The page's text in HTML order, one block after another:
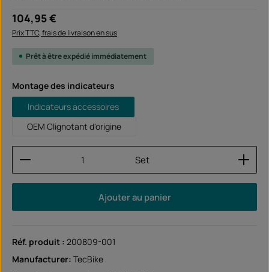
Prix régulier :
104,95 €
Prix TTC, frais de livraison en sus
Prêt à être expédié immédiatement
Sélectionnez
Montage des indicateurs
Indicateurs accessoires
OEM Clignotant d'origine
Quantité de produit : Entrez la quantité
Set
Ajouter au panier
Réf. produit : 200809-001
Manufacturer: TecBike